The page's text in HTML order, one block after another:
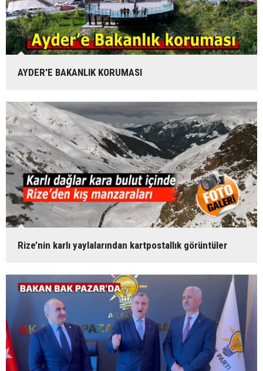
AYDER'E BAKANLIK KORUMASI
Rize’nin karlı yaylalarından kartpostallık görüntüler